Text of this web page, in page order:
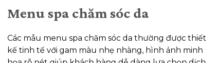
Menu spa chăm sóc da
Các mẫu menu spa chăm sóc da thường được thiết
kế tinh tế với gam màu nhẹ nhàng, hình ảnh minh